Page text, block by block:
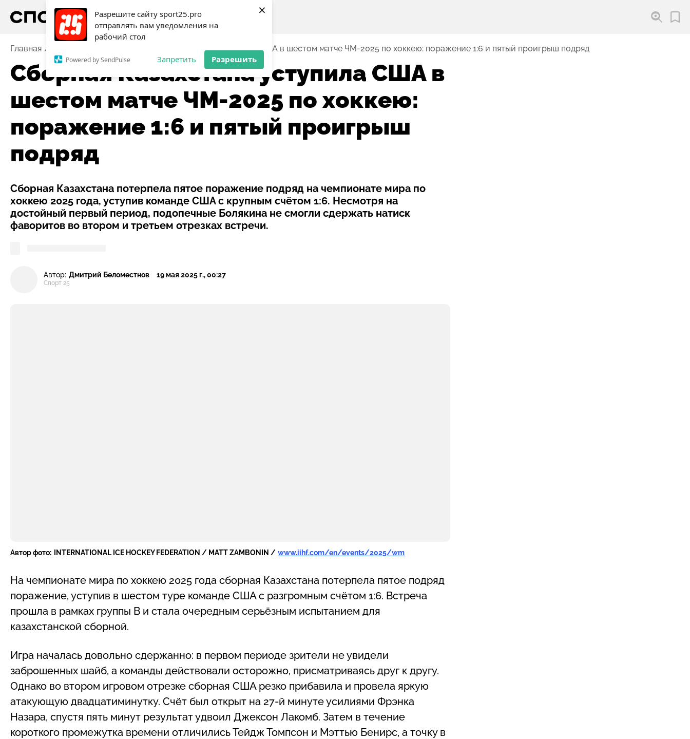
Разрешите сайту sport25.pro
отправлять вам уведомления на
рабочий стол
Powered by SendPulse Запретить Разрешить
×
Главная Сборная Казахстана уступила США в шестом матче ЧМ-2025 по хоккею: поражение 1:6 и пятый проигрыш подряд
Сборная Казахстана уступила США в
шестом матче ЧМ-2025 по хоккею:
поражение 1:6 и пятый проигрыш
подряд
Сборная Казахстана потерпела пятое поражение подряд на чемпионате мира по
хоккею 2025 года, уступив команде США с крупным счётом 1:6. Несмотря на
достойный первый период, подопечные Болякина не смогли сдержать натиск
фаворитов во втором и третьем отрезках встречи.
Автор: Дмитрий Беломестнов
Спорт 25
19 мая 2025 г., 00:27
Автор фото: INTERNATIONAL ICE HOCKEY FEDERATION / MATT ZAMBONIN / www.iihf.com/en/events/2025/wm
На чемпионате мира по хоккею 2025 года сборная Казахстана потерпела пятое подряд
поражение, уступив в шестом туре команде США с разгромным счётом 1:6. Встреча
прошла в рамках группы B и стала очередным серьёзным испытанием для
казахстанской сборной.
Игра началась довольно сдержанно: в первом периоде зрители не увидели
заброшенных шайб, а команды действовали осторожно, присматриваясь друг к другу.
Однако во втором игровом отрезке сборная США резко прибавила и провела яркую
атакующую двадцатиминутку. Счёт был открыт на 27-й минуте усилиями Фрэнка
Назара, спустя пять минут результат удвоил Джексон Лакомб. Затем в течение
короткого промежутка времени отличились Тейдж Томпсон и Мэттью Бенирс, а точку в